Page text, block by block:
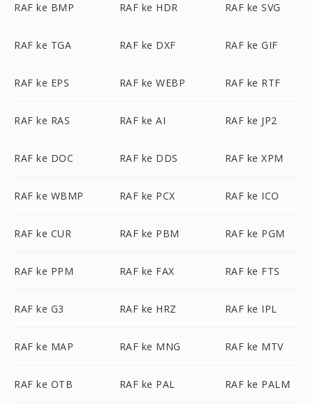
RAF ke BMP RAF ke HDR RAF ke SVG
RAF ke TGA RAF ke DXF RAF ke GIF
RAF ke EPS RAF ke WEBP RAF ke RTF
RAF ke RAS RAF ke AI RAF ke JP2
RAF ke DOC RAF ke DDS RAF ke XPM
RAF ke WBMP RAF ke PCX RAF ke ICO
RAF ke CUR RAF ke PBM RAF ke PGM
RAF ke PPM RAF ke FAX RAF ke FTS
RAF ke G3 RAF ke HRZ RAF ke IPL
RAF ke MAP RAF ke MNG RAF ke MTV
RAF ke OTB RAF ke PAL RAF ke PALM